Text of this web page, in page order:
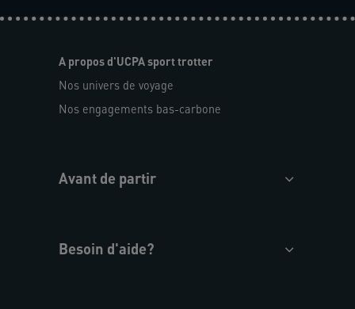
A propos d'UCPA sport trotter
Nos univers de voyage
Nos engagements bas-carbone
Avant de partir
Besoin d'aide?